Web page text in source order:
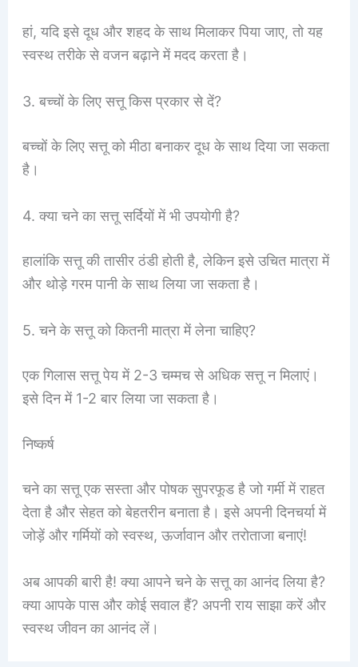
हां, यदि इसे दूध और शहद के साथ मिलाकर पिया जाए, तो यह
स्वस्थ तरीके से वजन बढ़ाने में मदद करता है।
3. बच्चों के लिए सत्तू किस प्रकार से दें?
बच्चों के लिए सत्तू को मीठा बनाकर दूध के साथ दिया जा सकता
है।
4. क्या चने का सत्तू सर्दियों में भी उपयोगी है?
हालांकि सत्तू की तासीर ठंडी होती है, लेकिन इसे उचित मात्रा में
और थोड़े गरम पानी के साथ लिया जा सकता है।
5. चने के सत्तू को कितनी मात्रा में लेना चाहिए?
एक गिलास सत्तू पेय में 2-3 चम्मच से अधिक सत्तू न मिलाएं।
इसे दिन में 1-2 बार लिया जा सकता है।
निष्कर्ष
चने का सत्तू एक सस्ता और पोषक सुपरफूड है जो गर्मी में राहत
देता है और सेहत को बेहतरीन बनाता है। इसे अपनी दिनचर्या में
जोड़ें और गर्मियों को स्वस्थ, ऊर्जावान और तरोताजा बनाएं!
अब आपकी बारी है! क्या आपने चने के सत्तू का आनंद लिया है?
क्या आपके पास और कोई सवाल हैं? अपनी राय साझा करें और
स्वस्थ जीवन का आनंद लें।